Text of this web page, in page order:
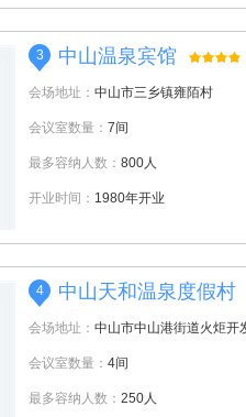
3 中山温泉宾馆
会场地址： 中山市三乡镇雍陌村
会议室数量： 7间
最多容纳人数： 800人
开业时间： 1980年开业
4 中山天和温泉度假村
会场地址： 中山市中山港街道火炬开
会议室数量： 4间
最多容纳人数： 250人